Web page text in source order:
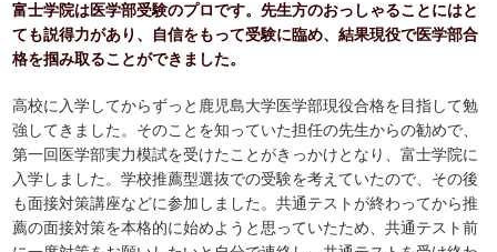
富士学院は医学部受験のプロです。先生方のおっしゃることにはと
ても説得力があり、自信をもって受験に臨め、結果現役で医学部合
格を掴み取ることができました。
高校に入学してからずっと鹿児島大学医学部現役合格を目指して勉
強してきました。そのことを知っていた担任の先生からの勧めで、
第一回医学部実力模試を受けたことがきっかけとなり、富士学院に
入学しました。学校推薦型選抜での受験を考えていたので、その後
も面接対策講座などに参加しました。共通テストが終わってから推
薦の面接対策を本格的に始めようと思っていたため、共通テスト前